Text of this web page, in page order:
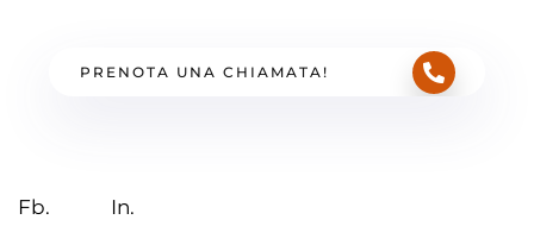
PRENOTA UNA CHIAMATA!
Fb. In.